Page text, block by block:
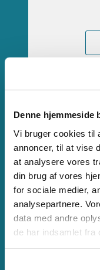
Denne hjemmeside
Vi bruger cookies til
annoncer, til at vise
at analysere vores
din brug af vores
for sociale medier,
analysepartnere.
data med andre
de har indsamlet fra